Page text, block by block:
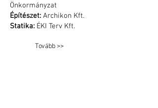
Önkormányzat
Építészet: Archikon Kft.
Statika: ÉKI Terv Kft.
Tovább >>